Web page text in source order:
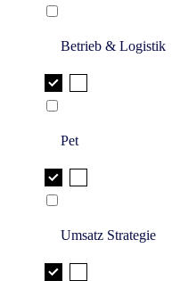
Betrieb & Logistik
Pet
Umsatz Strategie